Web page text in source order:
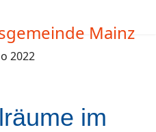
im